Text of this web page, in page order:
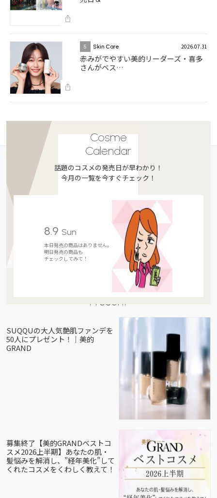
5 Skin Care 2026.07.31
赤みがでやすい美的リーダーズ・喜多
さんがベス…
Cosme
Calendar
話題のコスメの発売日が早わかり！
今月の一覧を今すぐチェック！
8.9 Sun
本日発売の商品はありません。
明日発売の商品も
チェックしてみて！
Present
SUQQUの大人気艶肌ファンデを
50人にプレゼント！｜美的
GRAND
募集終了【美的GRANDベストコ
スメ2026上半期】あなたの肌・
髪悩みを解消し、”経年美化”して
くれたコスメをくわしく教えて！